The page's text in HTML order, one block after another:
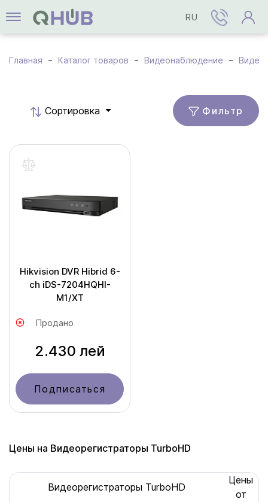
RU
Главная Каталог товаров Видеонаблюдение
Cортировка Фильтр
Hikvision DVR Hibrid 6-
ch iDS-7204HQHI-
M1/XT
Продано
2.430 лей
Подписаться
Цены на Видеорегистраторы TurboHD
Видеорегистраторы TurboHD
Цены
от